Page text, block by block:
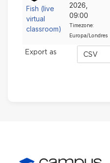
Fish (live
virtual
classroom)
2026,
09:00
Timezone:
Europa/Londres
Export as
Exportar